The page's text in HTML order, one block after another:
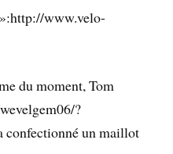
www.velo-
du moment, Tom
?
confectionné un maillot